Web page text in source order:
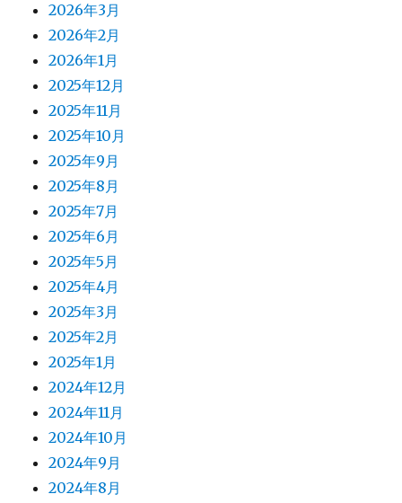
2026年3月
2026年2月
2026年1月
2025年12月
2025年11月
2025年10月
2025年9月
2025年8月
2025年7月
2025年6月
2025年5月
2025年4月
2025年3月
2025年2月
2025年1月
2024年12月
2024年11月
2024年10月
2024年9月
2024年8月